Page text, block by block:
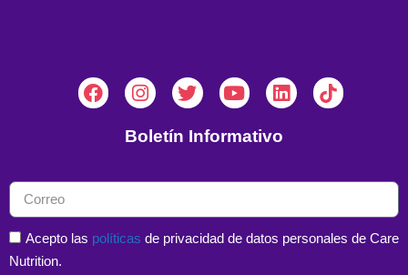
Boletín Informativo
Acepto las políticas de privacidad de datos personales de Care
Nutrition.